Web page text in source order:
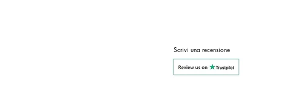
Scrivi una recensione